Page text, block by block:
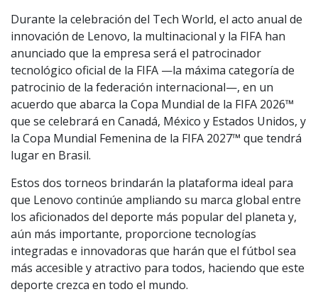
Durante la celebración del Tech World, el acto anual de
innovación de Lenovo, la multinacional y la FIFA han
anunciado que la empresa será el patrocinador
tecnológico oficial de la FIFA —la máxima categoría de
patrocinio de la federación internacional—, en un
acuerdo que abarca la Copa Mundial de la FIFA 2026™
que se celebrará en Canadá, México y Estados Unidos, y
la Copa Mundial Femenina de la FIFA 2027™ que tendrá
lugar en Brasil.
Estos dos torneos brindarán la plataforma ideal para
que Lenovo continúe ampliando su marca global entre
los aficionados del deporte más popular del planeta y,
aún más importante, proporcione tecnologías
integradas e innovadoras que harán que el fútbol sea
más accesible y atractivo para todos, haciendo que este
deporte crezca en todo el mundo.